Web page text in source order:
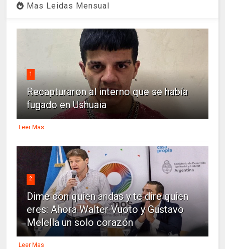
Mas Leidas Mensual
1
Recapturaron al interno que se había
fugado en Ushuaia
Leer Mas
2
Dime con quien andas y te dire quien
eres: Ahora Walter Vuoto y Gustavo
Melella un solo corazón
Leer Mas